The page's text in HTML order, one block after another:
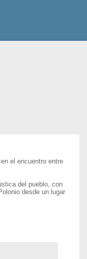
el encuentro entre
del pueblo, con
desde un lugar